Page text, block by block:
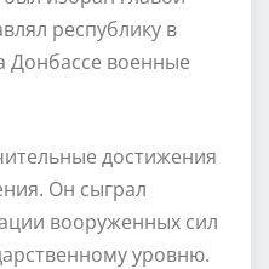
республику в
Донбассе военные
достижения
Он сыграл
вооруженных сил
уровню.